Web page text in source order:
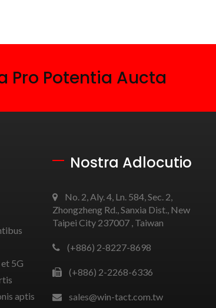
Pro Potentia Aucta
5G
aptis
Nostra Adlocutio
No. 2, Aly. 4, Ln. 584, Sec. 2,
Zhongzheng Rd., Sanxia Dist., New
Taipei City 237007 , Taiwan
(+886) 2-8227-8698
(+886) 2-2268-6336
sales@win-tact.com.tw